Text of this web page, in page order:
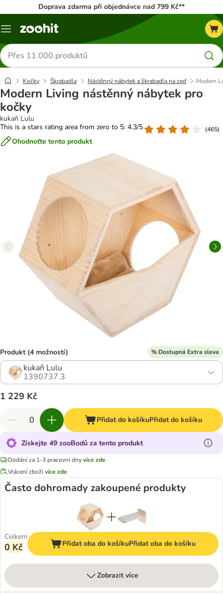
Doprava zdarma při objednávce nad 799 Kč**
Menu
Hledat
produkty
Kočky Škrabadla Nástěnný nábytek a škrabadla na zeď Modern
Modern Living nástěnný nábytek pro
kočky
kukaň Lulu
This is a stars rating area from zero to 5: 4.3/5
(465)
Ohodnoťte tento produkt
Produkt (4 možností) % Dostupná Extra sleva
kukaň Lulu
1390737.3
1 229 Kč
Přidat do košíkuPřidat do košíku
Získejte 49 zooBodů za tento produkt
Dodání za 1-3 pracovní dnyvíce zde
Vrácení zbožívíce zde
Často dohromady zakoupené produkty
Celkem
0 Kč Přidat oba do košíkuPřidat oba do košíku
Zobrazit více